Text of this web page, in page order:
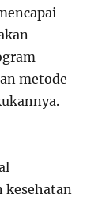
metode
kesehatan